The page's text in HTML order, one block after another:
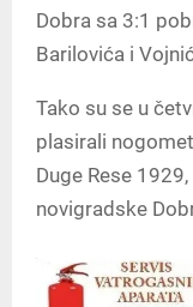
Dobra sa 3:1
Barilovića i
Tako su se u
plasirali
Duge Rese
novigradske